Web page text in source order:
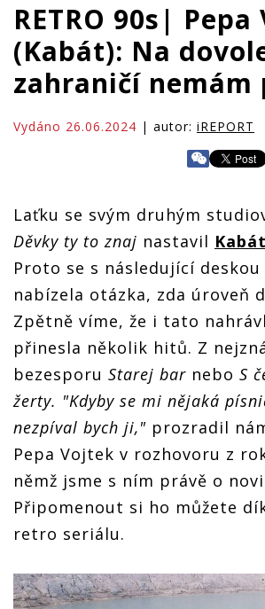
RETRO 90s|
(Kabát): Na
zahraničí nemám
Vydáno 26.06.2024 | autor: iREPORT
Laťku se svým druhým
Děvky ty to znaj nastavil Kabát
Proto se s následující deskou
nabízela otázka, zda úroveň
Zpětně víme, že i tato
přinesla několik hitů. Z
bezesporu Starej bar nebo S
žerty. "Kdyby se mi nějaká
nezpíval bych ji," prozradil
Pepa Vojtek v rozhovoru z
němž jsme s ním právě o
Připomenout si ho můžete
retro seriálu.